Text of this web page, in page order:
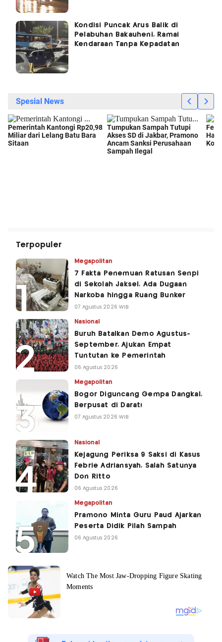
Kondisi Puncak Arus Balik di
Pelabuhan Bakauheni, Ramai
Kendaraan Tanpa Kepadatan
Terpopuler
Megapolitan
7 Fakta Penemuan Ratusan Senpi
di Sekolah Jaksel, Ada Dugaan
Narkoba hingga Ruang Bunker
07 Agustus 2026 WIB
Nasional
Buruh Batalkan Demo Agustus-
September, Ajukan Empat
Tuntutan ke Pemerintah
06 Agustus 2026
Megapolitan
Bogor Diguncang Gempa Dangkal,
Berpusat di Darat!
07 Agustus 2026 WIB
Nasional
Kejagung Periksa 9 Saksi di Kasus
Febrie Adriansyah, Salah Satunya
Don Ritto
06 Agustus 2026
Megapolitan
Pramono Minta Guru Paud Ajarkan
Peserta Didik Pilah Sampah
06 Agustus 2026